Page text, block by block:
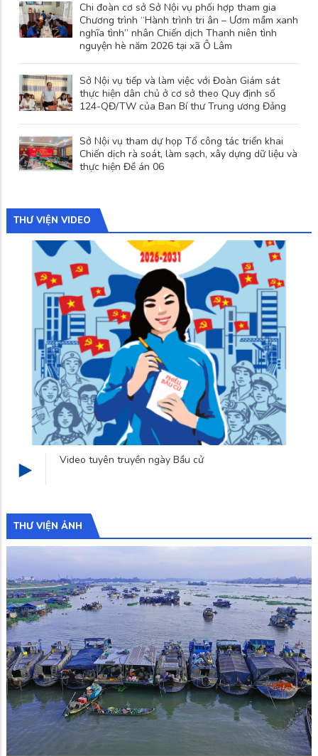
Chi đoàn cơ sở Sở Nội vụ phối hợp tham gia
Chương trình “Hành trình tri ân – Ươm mầm xanh
nghĩa tình” nhân Chiến dịch Thanh niên tình
nguyện hè năm 2026 tại xã Ô Lâm
Sở Nội vụ tiếp và làm việc với Đoàn Giám sát
thực hiện dân chủ ở cơ sở theo Quy định số
124-QĐ/TW của Ban Bí thư Trung ương Đảng
Sở Nội vụ tham dự họp Tổ công tác triển khai
Chiến dịch rà soát, làm sạch, xây dựng dữ liệu và
thực hiện Đề án 06
THƯ VIỆN VIDEO
Làng nghề
THƯ VIỆN ẢNH
Cảnh đẹp